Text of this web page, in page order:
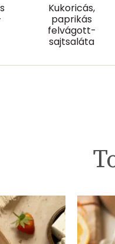
Kukoricás,
paprikás
felvágott-
sajtsaláta